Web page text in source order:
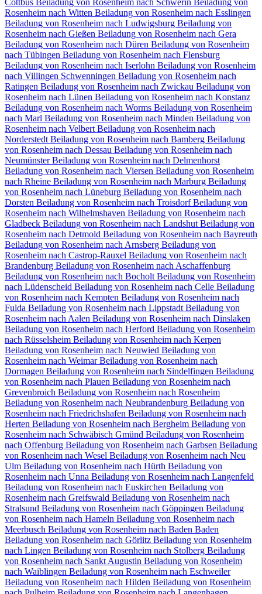
Rosenheim nach Witten Beiladung von Rosenheim nach Esslingen
Beiladung von Rosenheim nach Ludwigsburg Beiladung von
Rosenheim nach Gießen Beiladung von Rosenheim nach Gera
Beiladung von Rosenheim nach Düren Beiladung von Rosenheim
nach Tübingen Beiladung von Rosenheim nach Flensburg
Beiladung von Rosenheim nach Iserlohn Beiladung von Rosenheim
nach Villingen Schwenningen⁠ Beiladung von Rosenheim nach
Ratingen Beiladung von Rosenheim nach Zwickau Beiladung von
Rosenheim nach Lünen Beiladung von Rosenheim nach Konstanz
Beiladung von Rosenheim nach Worms Beiladung von Rosenheim
nach Marl Beiladung von Rosenheim nach Minden Beiladung von
Rosenheim nach Velbert Beiladung von Rosenheim nach
Norderstedt Beiladung von Rosenheim nach Bamberg Beiladung
von Rosenheim nach Dessau Beiladung von Rosenheim nach
NeumünsterBeiladung von Rosenheim nach Delmenhorst
Beiladung von Rosenheim nach Viersen Beiladung von Rosenheim
nach Rheine Beiladung von Rosenheim nach Marburg Beiladung
von Rosenheim nach Lüneburg Beiladung von Rosenheim nach
Dorsten Beiladung von Rosenheim nach TroisdorfBeiladung von
Rosenheim nach Wilhelmshaven Beiladung von Rosenheim nach
Gladbeck Beiladung von Rosenheim nach Landshut Beiladung von
Rosenheim nach Detmold Beiladung von Rosenheim nach Bayreuth
Beiladung von Rosenheim nach Arnsberg Beiladung von
Rosenheim nach Castrop-Rauxel Beiladung von Rosenheim nach
Brandenburg Beiladung von Rosenheim nach Aschaffenburg
Beiladung von Rosenheim nach Bocholt Beiladung von Rosenheim
nach Lüdenscheid Beiladung von Rosenheim nach Celle Beiladung
von Rosenheim nach Kempten Beiladung von Rosenheim nach
Fulda Beiladung von Rosenheim nach Lippstadt Beiladung von
Rosenheim nach Aalen Beiladung von Rosenheim nach Dinslaken
Beiladung von Rosenheim nach Herford Beiladung von Rosenheim
nach Rüsselsheim Beiladung von Rosenheim nach Kerpen
Beiladung von Rosenheim nach Neuwied Beiladung von
Rosenheim nach WeimarBeiladung von Rosenheim nach
Dormagen Beiladung von Rosenheim nach Sindelfingen Beiladung
von Rosenheim nach Plauen Beiladung von Rosenheim nach
Grevenbroich Beiladung von Rosenheim nach Rosenheim
Beiladung von Rosenheim nach Neubrandenburg Beiladung von
Rosenheim nach Friedrichshafen Beiladung von Rosenheim nach
Herten Beiladung von Rosenheim nach Bergheim Beiladung von
Rosenheim nach Schwäbisch Gmünd Beiladung von Rosenheim
nach Offenburg Beiladung von Rosenheim nach Garbsen Beiladung
von Rosenheim nach Wesel Beiladung von Rosenheim nach Neu
Ulm Beiladung von Rosenheim nach Hürth Beiladung von
Rosenheim nach Unna Beiladung von Rosenheim nach Langenfeld
Beiladung von Rosenheim nach Euskirchen Beiladung von
Rosenheim nach Greifswald Beiladung von Rosenheim nach
Stralsund Beiladung von Rosenheim nach Göppingen Beiladung
von Rosenheim nach Hameln Beiladung von Rosenheim nach
Meerbusch Beiladung von Rosenheim nach Baden Baden
Beiladung von Rosenheim nach Görlitz Beiladung von Rosenheim
nach Lingen Beiladung von Rosenheim nach Stolberg Beiladung
von Rosenheim nach Sankt Augustin Beiladung von Rosenheim
nach Waiblingen Beiladung von Rosenheim nach Eschweiler
Beiladung von Rosenheim nach Hilden Beiladung von Rosenheim